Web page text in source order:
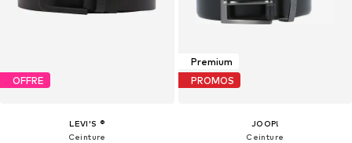
OFFRE
LEVI'S ®
Ceinture
Premium
PROMOS
JOOP!
Ceinture